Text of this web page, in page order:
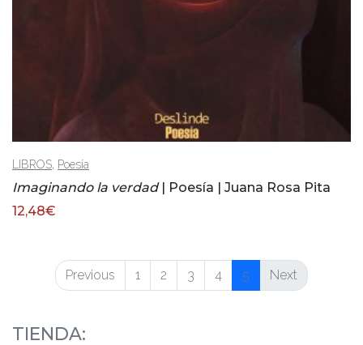
LIBROS, Poesía
Imaginando la verdad| Poesía | Juana Rosa Pita
12,48€
Previous 1 2 3 4 5 Next
TIENDA: